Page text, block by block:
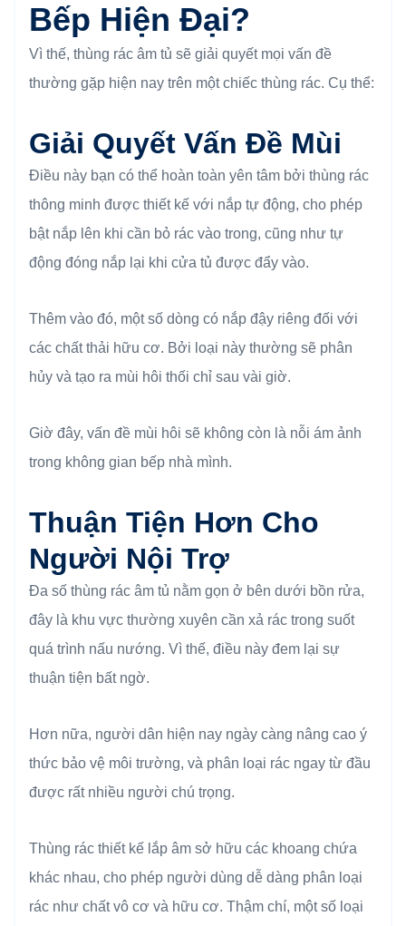
Bếp Hiện Đại?
Vì thế, thùng rác âm tủ sẽ giải quyết mọi vấn đề
thường gặp hiện nay trên một chiếc thùng rác. Cụ thể:
Giải Quyết Vấn Đề Mùi
Điều này bạn có thể hoàn toàn yên tâm bởi thùng rác
thông minh được thiết kế với nắp tự động, cho phép
bật nắp lên khi cần bỏ rác vào trong, cũng như tự
động đóng nắp lại khi cửa tủ được đẩy vào.
Thêm vào đó, một số dòng có nắp đậy riêng đối với
các chất thải hữu cơ. Bởi loại này thường sẽ phân
hủy và tạo ra mùi hôi thối chỉ sau vài giờ.
Giờ đây, vấn đề mùi hôi sẽ không còn là nỗi ám ảnh
trong không gian bếp nhà mình.
Thuận Tiện Hơn Cho
Người Nội Trợ
Đa số thùng rác âm tủ nằm gọn ở bên dưới bồn rửa,
đây là khu vực thường xuyên cần xả rác trong suốt
quá trình nấu nướng. Vì thế, điều này đem lại sự
thuận tiện bất ngờ.
Hơn nữa, người dân hiện nay ngày càng nâng cao ý
thức bảo vệ môi trường, và phân loại rác ngay từ đầu
được rất nhiều người chú trọng.
Thùng rác thiết kế lắp âm sở hữu các khoang chứa
khác nhau, cho phép người dùng dễ dàng phân loại
rác như chất vô cơ và hữu cơ. Thậm chí, một số loại